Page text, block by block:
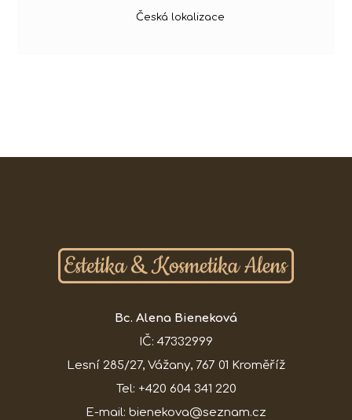
Česká lokalizace
Bc. Alena Bieneková
IČ: 47332999
Lesní 285/27, Vážany, 767 01 Kroměříž
Tel: +420 604 341 220
E-mail: bienekova@seznam.cz